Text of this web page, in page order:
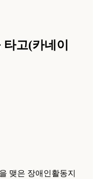
고(카네이
맺은 장애인활동지